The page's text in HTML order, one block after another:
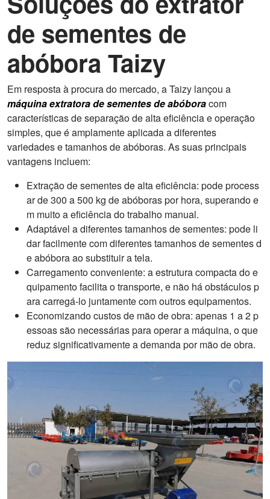
de sementes de
abóbora Taizy
Em resposta à procura do mercado, a Taizy lançou a
máquina extratora de sementes de abóboracom
características de separação de alta eficiência e operação
simples, que é amplamente aplicada a diferentes
variedades e tamanhos de abóboras. As suas principais
vantagens incluem:
Extração de sementes de alta eficiência: pode process
ar de 300 a 500 kg de abóboras por hora, superando e
m muito a eficiência do trabalho manual.
Adaptável a diferentes tamanhos de sementes: pode li
dar facilmente com diferentes tamanhos de sementes d
e abóbora ao substituir a tela.
Carregamento conveniente: a estrutura compacta do e
quipamento facilita o transporte, e não há obstáculos p
ara carregá-lo juntamente com outros equipamentos.
Economizando custos de mão de obra: apenas 1 a 2 p
essoas são necessárias para operar a máquina, o que
reduz significativamente a demanda por mão de obra.